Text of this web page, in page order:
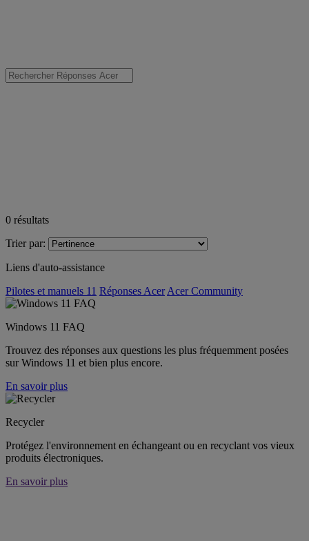
0 résultats
Trier par:
Liens d'auto-assistance
Pilotes et manuels 11 Réponses Acer Acer Community
Windows 11 FAQ
Trouvez des réponses aux questions les plus fréquemment posées
sur Windows 11 et bien plus encore.
En savoir plus
Recycler
Protégez l'environnement en échangeant ou en recyclant vos vieux
produits électroniques.
En savoir plus